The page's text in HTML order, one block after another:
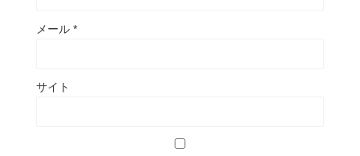
メール *
サイト